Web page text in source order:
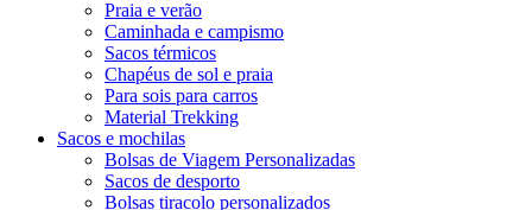
Praia e verão
Caminhada e campismo
Sacos térmicos
Chapéus de sol e praia
Para sois para carros
Material Trekking
Sacos e mochilas
Bolsas de Viagem Personalizadas
Sacos de desporto
Bolsas tiracolo personalizados